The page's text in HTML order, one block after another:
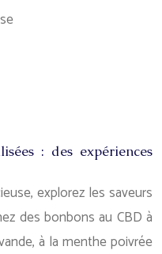
: des expériences
explorez les saveurs
des bonbons au CBD à
à la menthe poivrée